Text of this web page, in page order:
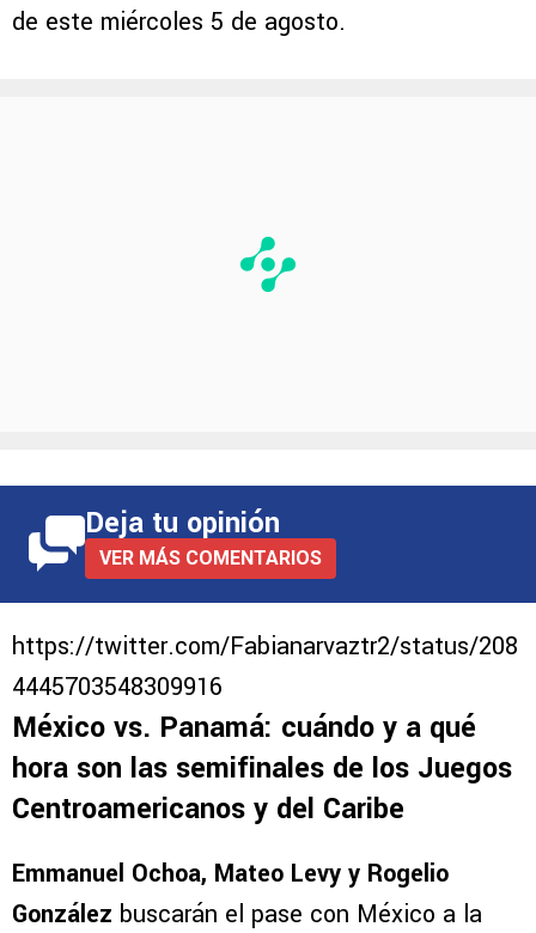
de este miércoles 5 de agosto.
Deja tu opinión
VER MÁS COMENTARIOS
https://twitter.com/Fabianarvaztr2/status/208
4445703548309916
México vs. Panamá: cuándo y a qué
hora son las semifinales de los Juegos
Centroamericanos y del Caribe
Emmanuel Ochoa, Mateo Levy y Rogelio
González buscarán el pase con México a la